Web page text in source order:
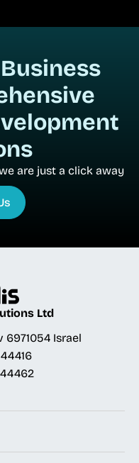
are just a click away
Ltd
6971054 Israel